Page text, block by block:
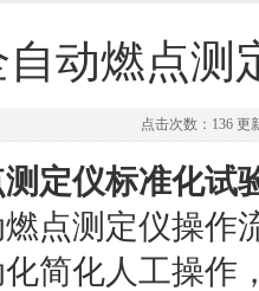
动燃点测
点击次数：136 更
定仪标准化试
点测定仪操作
简化人工操作